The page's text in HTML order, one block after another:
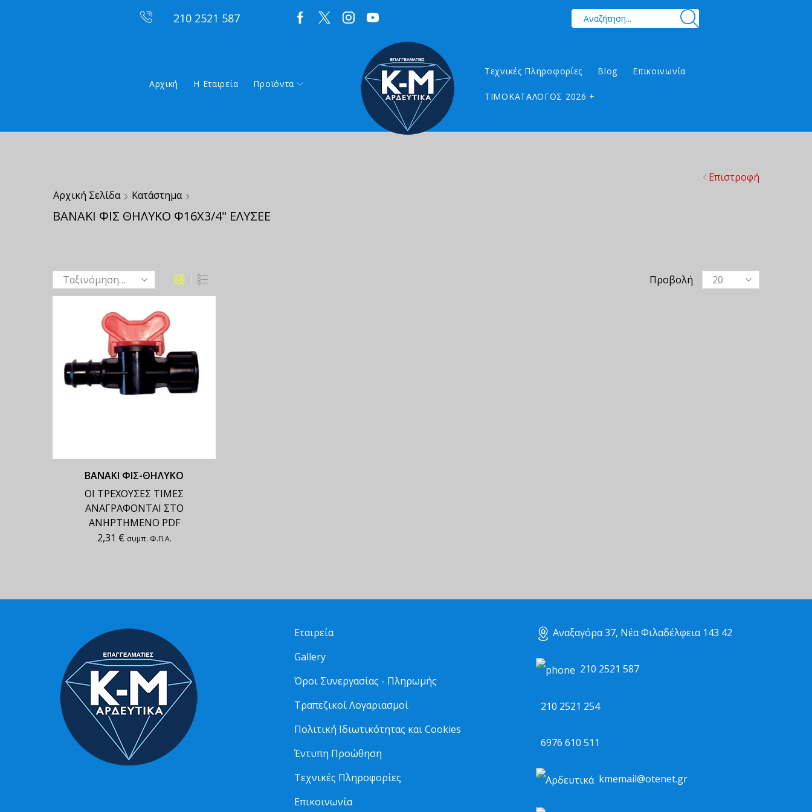
210 2521 587
Αρχική Η Εταιρεία Προϊόντα
Τεχνικές Πληροφορίες Blog Επικοινωνία
ΤΙΜΟΚΑΤΑΛΟΓΟΣ 2026 +
Αρχική Σελίδα Κατάστημα
ΒΑΝΑΚΙ ΦΙΣ ΘΗΛΥΚΟ Φ16Χ3/4" ΕΛΥΣΕΕ
Επιστροφή
Προβολή
ΒΑΝΑΚΙ ΦΙΣ-ΘΗΛΥΚΟ
ΟΙ ΤΡΕΧΟΥΣΕΣ ΤΙΜΕΣ
ΑΝΑΓΡΑΦΟΝΤΑΙ ΣΤΟ
ΑΝΗΡΤΗΜΕΝΟ PDF
2,31 € συμπ. Φ.Π.Α.
Εταιρεία
Gallery
Όροι Συνεργασίας - Πληρωμής
Τραπεζικοί Λογαριασμοί
Πολιτική Ιδιωτικότητας και Cookies
Έντυπη Προώθηση
Τεχνικές Πληροφορίες
Επικοινωνία
Αναξαγόρα 37, Νέα Φιλαδέλφεια 143 42
210 2521 587
210 2521 254
6976 610 511
kmemail@otenet.gr